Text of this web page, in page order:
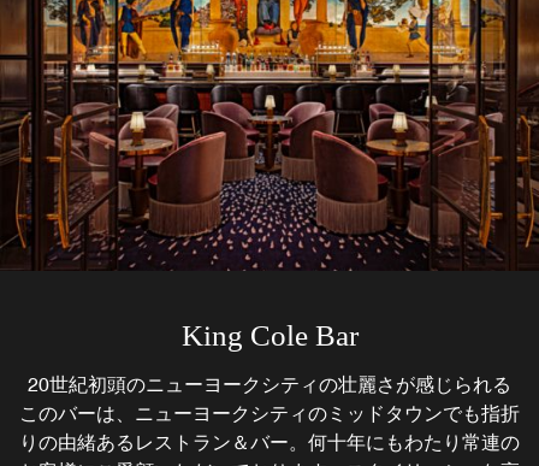
King Cole Bar
20世紀初頭のニューヨークシティの壮麗さが感じられる
このバーは、ニューヨークシティのミッドタウンでも指折
りの由緒あるレストラン＆バー。何十年にもわたり常連の
The Drawing Room
「King Cole Bar」横にあった「Astor Court」が、快適な
ラウンジスタイルのスペースに生まれ変わりました。軽食
や大皿料理をお連れ様と一緒にお楽しみください。ベルベ
La Maisonette
当ホテルの1910年代当時のブレックファストルームから
インスピレーションを得た、屋外パビリオンの雰囲気を感
じさせる明るく開放的なオアシス空間。ニューヨークシテ